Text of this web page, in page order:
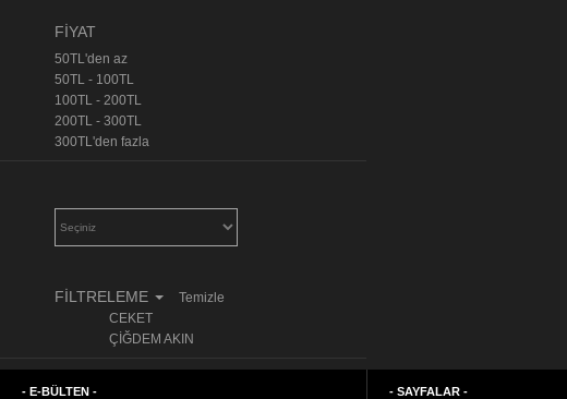
FİYAT
50TL'den az
50TL - 100TL
100TL - 200TL
200TL - 300TL
300TL'den fazla
FİLTRELEME
Temizle
CEKET
ÇİĞDEM AKIN
- E-BÜLTEN - - SAYFALAR -